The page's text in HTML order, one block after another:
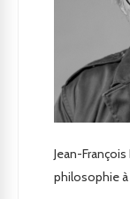
Jean-
philosophie